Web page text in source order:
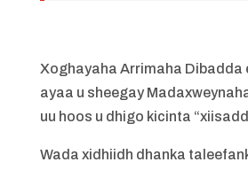
Xoghayaha Arrimaha Dibadda
ayaa u sheegay
uu hoos u dhigo kicinta
Wada xidhiidh dhanka